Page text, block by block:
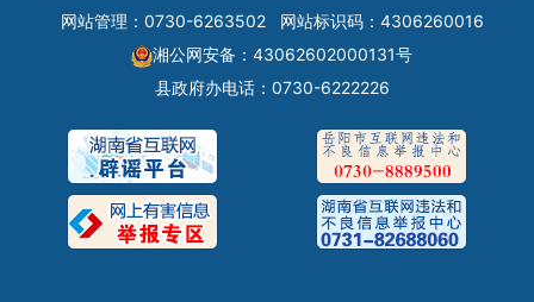
网站管理：0730-6263502
网站标识码：4306260016
湘公网安备：43062602000131号
县政府办电话：0730-6222226